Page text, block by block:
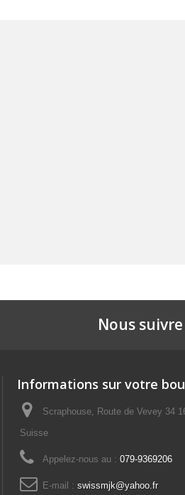
Nous suivre
Informations sur votre
Scraphouse, Route de Vevey 34
Suisse
Appelez-nous au : 079-9369206
E-mail : swissmjk@yahoo.fr